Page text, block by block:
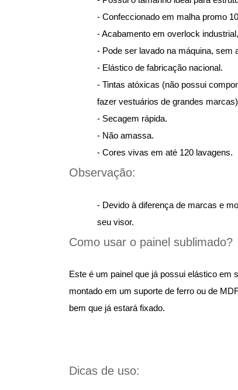
- Confeccionado em malha promo
- Acabamento em overlock
- Pode ser lavado na máquina, sem
- Elástico de fabricação nacional.
- Tintas atóxicas (não possui
fazer vestuários de grandes
- Secagem rápida.
- Não amassa.
- Cores vivas em até 120 lavagens.
Observação:
- Devido à diferença de marcas e
seu visor.
Como usar o painel sublimado?
Este é um painel que já possui elástico em
montado em um suporte de ferro ou de
bem que já estará fixado.
Dicas de uso: